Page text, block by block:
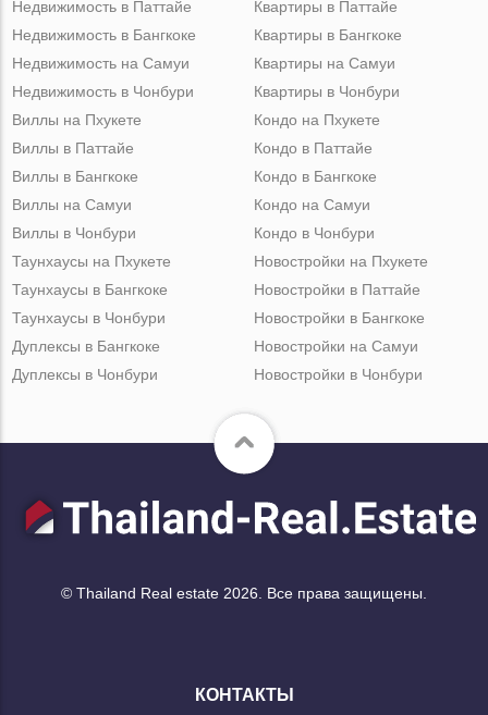
Недвижимость в Паттайе
Недвижимость в Бангкоке
Недвижимость на Самуи
Недвижимость в Чонбури
Квартиры в Паттайе
Квартиры в Бангкоке
Квартиры на Самуи
Квартиры в Чонбури
Виллы на Пхукете
Виллы в Паттайе
Виллы в Бангкоке
Виллы на Самуи
Виллы в Чонбури
Кондо на Пхукете
Кондо в Паттайе
Кондо в Бангкоке
Кондо на Самуи
Кондо в Чонбури
Таунхаусы на Пхукете
Таунхаусы в Бангкоке
Таунхаусы в Чонбури
Дуплексы в Бангкоке
Дуплексы в Чонбури
Новостройки на Пхукете
Новостройки в Паттайе
Новостройки в Бангкоке
Новостройки на Самуи
Новостройки в Чонбури
© Thailand Real estate 2026. Все права защищены.
КОНТАКТЫ